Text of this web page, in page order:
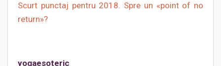
Scurt punctaj pentru 2018. Spre un «point of no
return»?
yogaesoteric